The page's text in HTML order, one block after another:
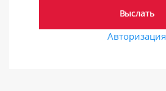
Авторизация